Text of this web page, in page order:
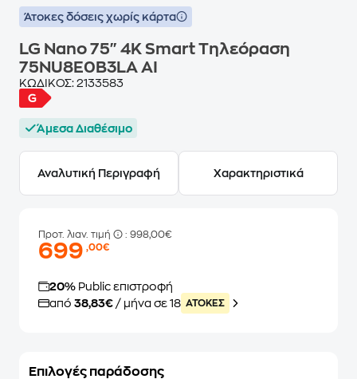
Άτοκες δόσεις χωρίς κάρτα
LG Nano 75" 4K Smart Τηλεόραση
75NU8E0B3LA AI
ΚΩΔΙΚΟΣ: 2133583
Άμεσα Διαθέσιμο
Αναλυτική Περιγραφή Χαρακτηριστικά
Προτ. λιαν. τιμή : 998,00€
699,00€
20% Public επιστροφή
από 38,83€ / μήνα σε 18 ATOKEΣ
Επιλογές παράδοσης